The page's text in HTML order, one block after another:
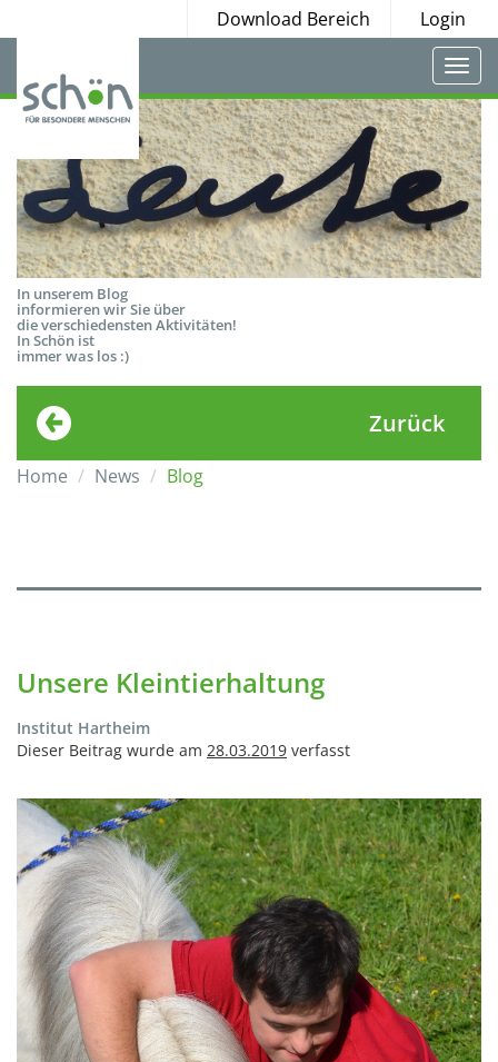
Download Bereich Login
In unserem Blog
informieren wir Sie über
die verschiedensten Aktivitäten!
In Schön ist
immer was los :)
Zurück
Home News Blog
Unsere Kleintierhaltung
Institut Hartheim
Dieser Beitrag wurde am 28.03.2019 verfasst